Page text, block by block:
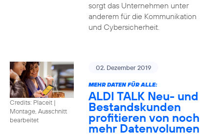
sorgt das Unternehmen unter
anderem für die Kommunikation
und Cybersicherheit.
Credits: Placeit |
Montage, Ausschnitt
bearbeitet
02. Dezember 2019
MEHR DATEN FÜR ALLE:
ALDI TALK Neu- und
Bestandskunden
profitieren von noch
mehr Datenvolumen